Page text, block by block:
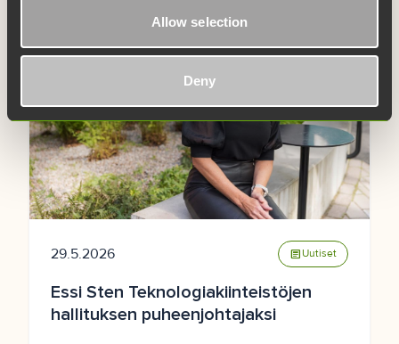
Allow selection
Deny
29.5.2026 article Uutiset
Essi Sten Teknologiakiinteistöjen
hallituksen puheenjohtajaksi